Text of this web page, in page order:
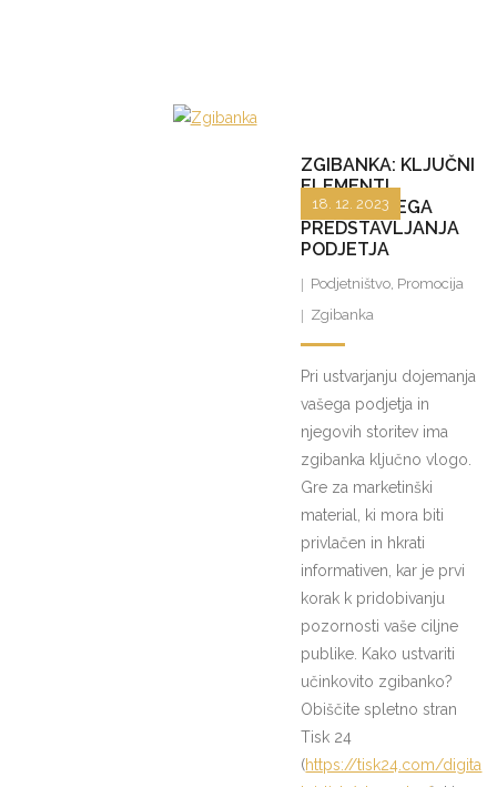
ZGIBANKA: KLJUČNI
ELEMENTI
UČINKOVITEGA
PREDSTAVLJANJA
PODJETJA
18. 12. 2023
Podjetništvo, Promocija
Zgibanka
Pri ustvarjanju dojemanja
vašega podjetja in
njegovih storitev ima
zgibanka ključno vlogo.
Gre za marketinški
material, ki mora biti
privlačen in hkrati
informativen, kar je prvi
korak k pridobivanju
pozornosti vaše ciljne
publike. Kako ustvariti
učinkovito zgibanko?
Obiščite spletno stran
Tisk 24
(https://tisk24.com/digita